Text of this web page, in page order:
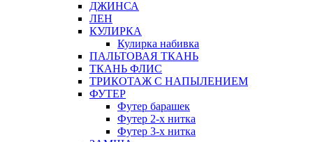
ДЖИНСА
ЛЕН
КУЛИРКА
Кулирка набивка
ПАЛЬТОВАЯ ТКАНЬ
ТКАНЬ ФЛИС
ТРИКОТАЖ С НАПЫЛЕНИЕМ
ФУТЕР
Футер барашек
Футер 2-х нитка
Футер 3-х нитка